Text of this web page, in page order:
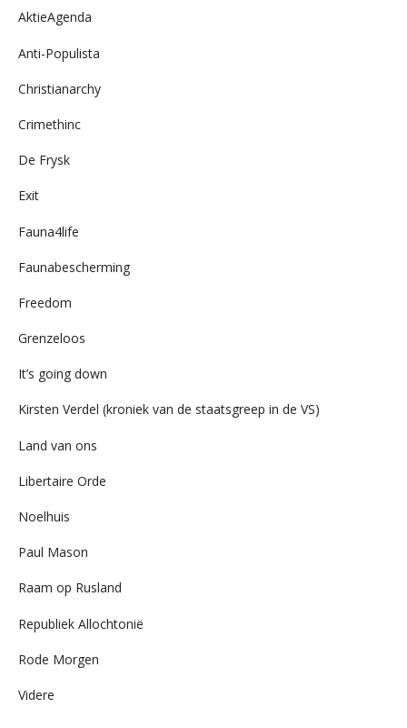
AktieAgenda
Anti-Populista
Christianarchy
Crimethinc
De Frysk
Exit
Fauna4life
Faunabescherming
Freedom
Grenzeloos
It’s going down
Kirsten Verdel (kroniek van de staatsgreep in de VS)
Land van ons
Libertaire Orde
Noelhuis
Paul Mason
Raam op Rusland
Republiek Allochtonië
Rode Morgen
Videre